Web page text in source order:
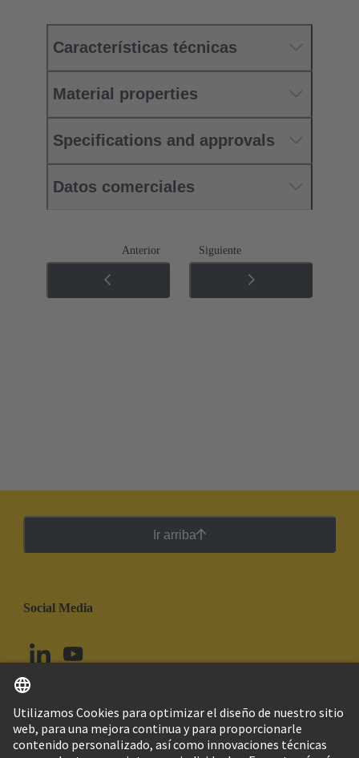
Características técnicas
Material properties
Specifications and approvals
Datos comerciales
Anterior Siguiente
Ir arriba
Social Media
Colombia Español